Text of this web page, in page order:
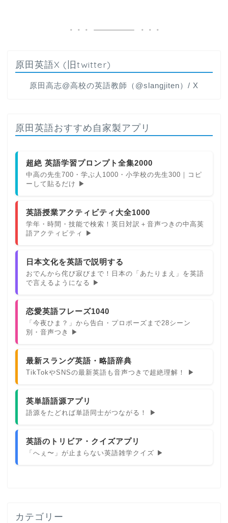
原田英語X (旧twitter)
原田高志@高校の英語教師（@slangjiten）/ X
原田英語おすすめ自家製アプリ
超絶 英語学習プロンプト全集2000
中高の先生700・学ぶ人1000・小学校の先生300｜コピ
ーして貼るだけ ▶
英語授業アクティビティ大全1000
学年・時間・技能で検索！英日対訳＋音声つきの中高英
語アクティビティ ▶
日本文化を英語で説明する
おでんから侘び寂びまで！日本の「あたりまえ」を英語
で言えるようになる ▶
恋愛英語フレーズ1040
「今夜ひま？」から告白・プロポーズまで28シーン
別・音声つき ▶
最新スラング英語・略語辞典
TikTokやSNSの最新英語も音声つきで超絶理解！ ▶
英単語語源アプリ
語源をたどれば単語同士がつながる！ ▶
英語のトリビア・クイズアプリ
「へぇ〜」が止まらない英語雑学クイズ ▶
カテゴリー